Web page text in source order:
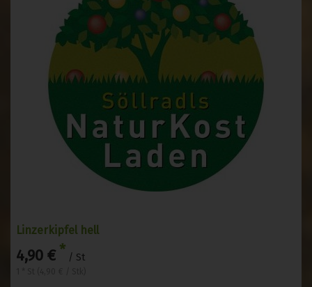
Linzerkipfel hell
4,90 € * / St